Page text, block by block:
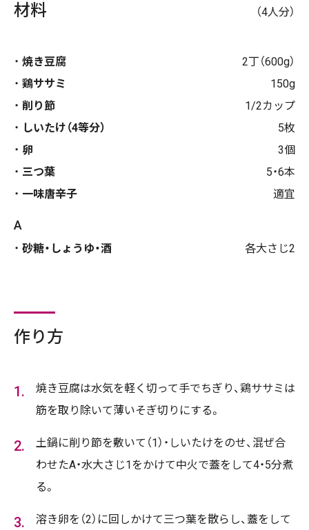
材料 （4人分）
焼き豆腐
2丁（600g）
鶏ササミ
150g
削り節
1/2カップ
しいたけ（4等分）
5枚
卵
3個
三つ葉
5・6本
一味唐辛子
適宜
A
砂糖・しょうゆ・酒 各大さじ2
作り方
焼き豆腐は水気を軽く切って手でちぎり、鶏ササミは
筋を取り除いて薄いそぎ切りにする。
土鍋に削り節を敷いて（1）・しいたけをのせ、混ぜ合
わせたA・水大さじ1をかけて中火で蓋をして4・5分煮
る。
溶き卵を（2）に回しかけて三つ葉を散らし、蓋をして